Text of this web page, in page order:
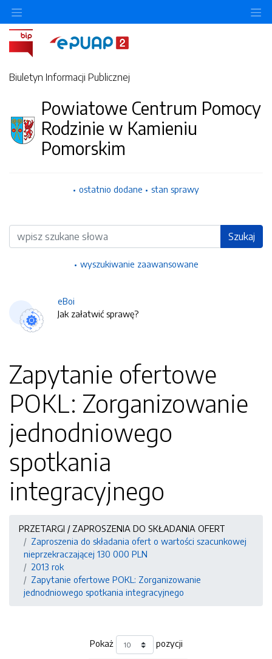
Biuletyn Informacji Publicznej
Powiatowe Centrum Pomocy
Rodzinie w Kamieniu
Pomorskim
ostatnio dodane stan sprawy
Wyszukiwarka Szukaj
wyszukiwanie zaawansowane
eBoi
Jak załatwić sprawę?
Zapytanie ofertowe
POKL: Zorganizowanie
jednodniowego
spotkania
integracyjnego
PRZETARGI / ZAPROSZENIA DO SKŁADANIA OFERT
Zaproszenia do składania ofert o wartości szacunkowej
nieprzekraczającej 130 000 PLN
2013 rok
Zapytanie ofertowe POKL: Zorganizowanie
jednodniowego spotkania integracyjnego
Pokaż pozycji